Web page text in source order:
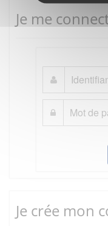
Je me
Je crée mon